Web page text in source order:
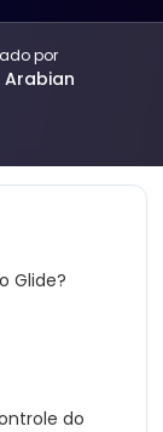
por
Arabian
Glide?
do